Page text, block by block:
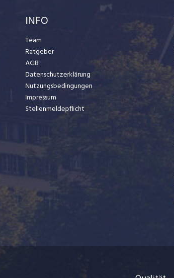
INFO
Team
Ratgeber
AGB
Datenschutzerklärung
Nutzungsbedingungen
Impressum
Stellenmeldepflicht